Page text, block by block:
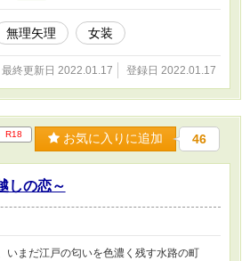
無理矢理 女装
最終更新日 2022.01.17 登録日 2022.01.17
R18 お気に入りに追加 46
しの恋～
いまだ江戸の匂いを色濃く残す水路の町